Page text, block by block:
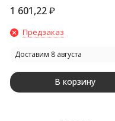
1 601,22₽
Предзаказ
Доставим 8 августа
В корзину